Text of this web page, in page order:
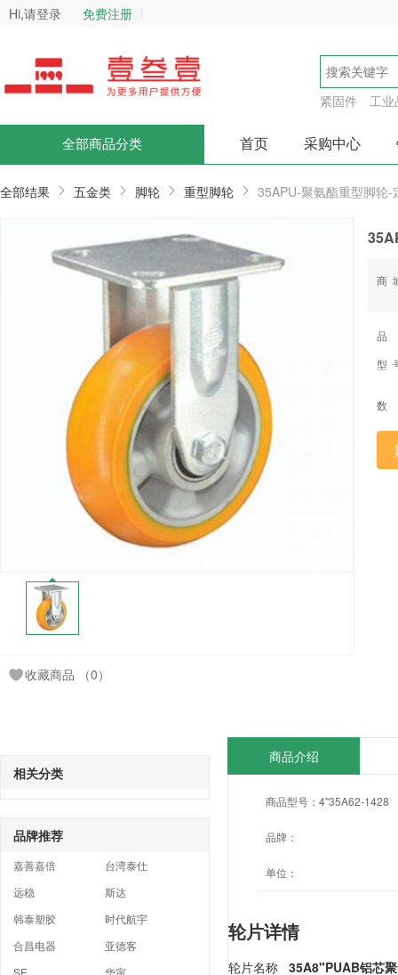
Hi,请登录 免费注册
紧固件 工业
全部商品分类 首页 采购中心
全部结果 五金类 脚轮 重型脚轮 35APU-聚氨酯重型脚轮-
收藏商品 （0）
商
型
相关分类
品牌推荐
嘉善嘉倍
台湾泰仕
远稳
斯达
韩泰塑胶
时代航宇
合昌电器
亚德客
SF
华寅
商品介绍
商品型号： 4"35A62-1428
品牌：
单位：
轮片详情
轮片名称 35A8"PUAB铝芯